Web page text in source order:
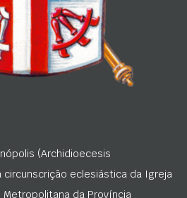
(Archidioecesis
circunscrição eclesiástica da Igreja
Metropolitana da Província